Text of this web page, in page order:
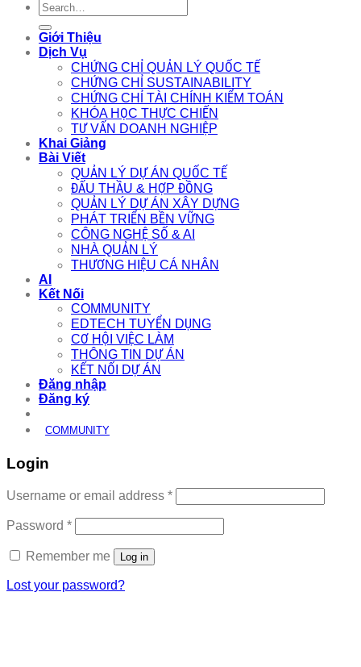
Search
for:
Giới Thiệu
Dịch Vụ
CHỨNG CHỈ QUẢN LÝ QUỐC TẾ
CHỨNG CHỈ SUSTAINABILITY
CHỨNG CHỈ TÀI CHÍNH KIỂM TOÁN
KHÓA HỌC THỰC CHIẾN
TƯ VẤN DOANH NGHIỆP
Khai Giảng
Bài Viết
QUẢN LÝ DỰ ÁN QUỐC TẾ
ĐẤU THẦU & HỢP ĐỒNG
QUẢN LÝ DỰ ÁN XÂY DỰNG
PHÁT TRIỂN BỀN VỮNG
CÔNG NGHỆ SỐ & AI
NHÀ QUẢN LÝ
THƯƠNG HIỆU CÁ NHÂN
AI
Kết Nối
COMMUNITY
EDTECH TUYỂN DỤNG
CƠ HỘI VIỆC LÀM
THÔNG TIN DỰ ÁN
KẾT NỐI DỰ ÁN
Đăng nhập
Đăng ký
COMMUNITY
Login
Username or email address *Required
Password *Required
Remember me Log in
Lost your password?